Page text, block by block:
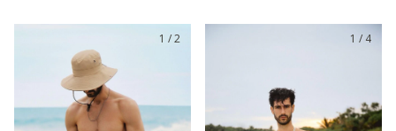
1 /2 1 / 4